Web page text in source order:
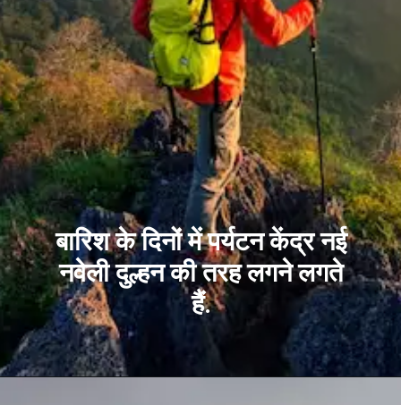
बारिश के दिनों में पर्यटन केंद्र नई
नवेली दुल्हन की तरह लगने लगते
हैं.